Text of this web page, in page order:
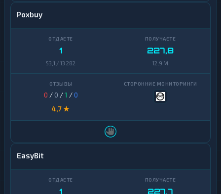
Poxbuy
1
53,1 / 13 282
227,8
12,9 M
0 / 0 /1 /0
4,7 ★
EasyBit
1 227,7